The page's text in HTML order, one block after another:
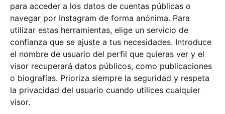
para acceder a los datos de cuentas públicas o
navegar por Instagram de forma anónima. Para
utilizar estas herramientas, elige un servicio de
confianza que se ajuste a tus necesidades. Introduce
el nombre de usuario del perfil que quieras ver y el
visor recuperará datos públicos, como publicaciones
o biografías. Prioriza siempre la seguridad y respeta
la privacidad del usuario cuando utilices cualquier
visor.